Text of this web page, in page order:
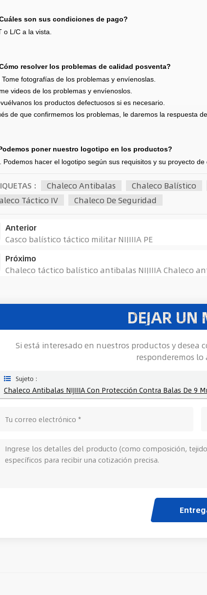
son sus condiciones de pago?
o L/C a la vista.
resolver los problemas de calidad posventa?
Tome fotografías de los problemas y envíenoslas.
videos de los problemas y envíenoslos.
los productos defectuosos si es necesario.
de que confirmemos los problemas, le daremos la respuesta
poner nuestro logotipo en los productos?
Podemos hacer el logotipo según sus requisitos y su proyecto
: Chaleco Antibalas Chaleco Balístico
Táctico IV
Chaleco De Seguridad
Anterior
Casco balístico táctico militar NIJIIIA PE
Próximo
Chaleco táctico balístico antibalas NIJIIIA Chaleco
DEJAR UN
Si está interesado en nuestros productos y desea
responderemos lo
Sujeto :
Chaleco Antibalas NIJIIIA Con Protección Contra Balas De 9